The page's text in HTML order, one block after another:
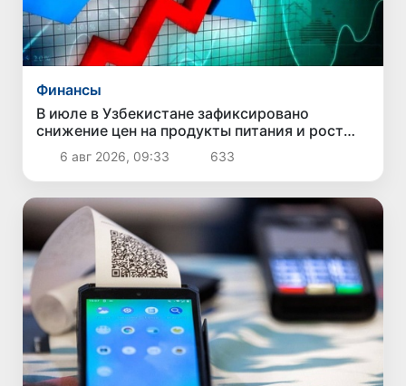
Финансы
В июле в Узбекистане зафиксировано
снижение цен на продукты питания и рост
стоимости отдельных товаров и услуг
6 авг 2026, 09:33 633